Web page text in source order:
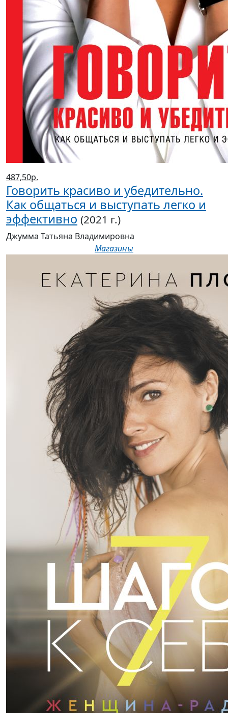
487,50р.
Говорить красиво и убедительно.
Как общаться и выступать легко и
эффективно (2021 г.)
Джумма Татьяна Владимировна
Магазины